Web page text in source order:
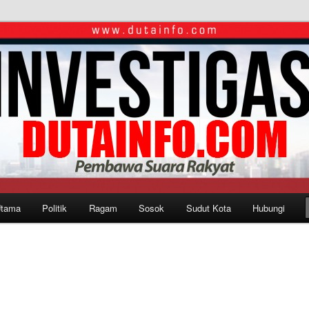
Politik Ragam Sosok Sudut Kota Hubungi